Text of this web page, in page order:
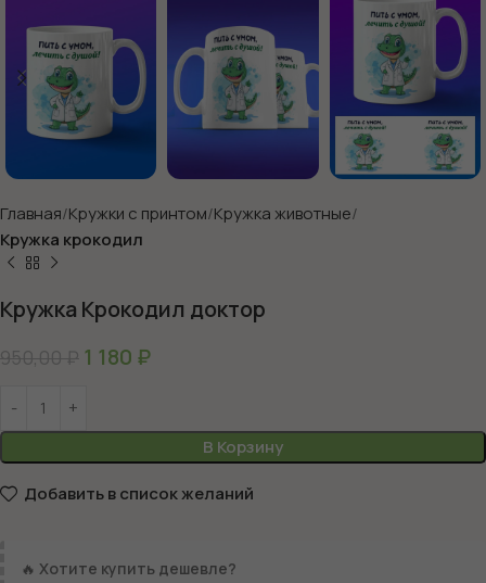
Главная Кружки с принтом Кружка животные
Кружка крокодил
Кружка Крокодил доктор
950,00₽ 1 180 ₽
В Корзину
Добавить в список желаний
🔥 Хотите купить дешевле?